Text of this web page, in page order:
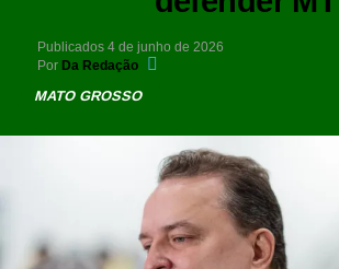
Publicados 4 de junho de 2026
Por Da Redação
MATO GROSSO